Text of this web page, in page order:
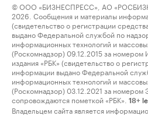
© ООО «БИЗНЕСПРЕСС», АО
2026. Сообщения и материалы
(свидетельство о регистрации
выдано Федеральной службой по
информационных технологий и
(Роскомнадзор) 09.12.2015 за
издания «РБК» (свидетельство о
информации выдано Федеральной
информационных технологий и
(Роскомнадзор) 03.12.2021 за
сопровождаются пометкой «РБК».
18+
Владельцем сайта является